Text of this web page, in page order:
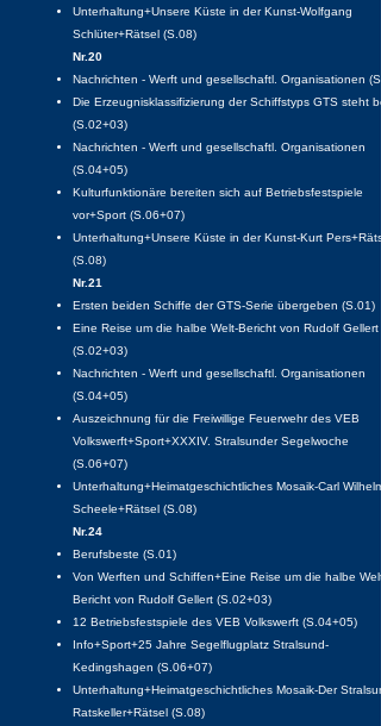
Unterhaltung+Unsere Küste in der Kunst-Wolfgang
Schlüter+Rätsel (S.08)
Nr.20
Nachrichten - Werft und gesellschaftl. Organisationen
Die Erzeugnisklassifizierung der Schiffstyps GTS steht
(S.02+03)
Nachrichten - Werft und gesellschaftl. Organisationen
(S.04+05)
Kulturfunktionäre bereiten sich auf Betriebsfestspiele
vor+Sport (S.06+07)
Unterhaltung+Unsere Küste in der Kunst-Kurt
(S.08)
Nr.21
Ersten beiden Schiffe der GTS-Serie übergeben (S.01)
Eine Reise um die halbe Welt-Bericht von Rudolf Gellert
(S.02+03)
Nachrichten - Werft und gesellschaftl. Organisationen
(S.04+05)
Auszeichnung für die Freiwillige Feuerwehr des VEB
Volkswerft+Sport+XXXIV. Stralsunder Segelwoche
(S.06+07)
Unterhaltung+Heimatgeschichtliches Mosaik-Carl Wilhelm
Scheele+Rätsel (S.08)
Nr.24
Berufsbeste (S.01)
Von Werften und Schiffen+Eine Reise um die halbe Welt-
Bericht von Rudolf Gellert (S.02+03)
12 Betriebsfestspiele des VEB Volkswerft (S.04+05)
Info+Sport+25 Jahre Segelflugplatz Stralsund-
Kedingshagen (S.06+07)
Unterhaltung+Heimatgeschichtliches Mosaik-Der
Ratskeller+Rätsel (S.08)